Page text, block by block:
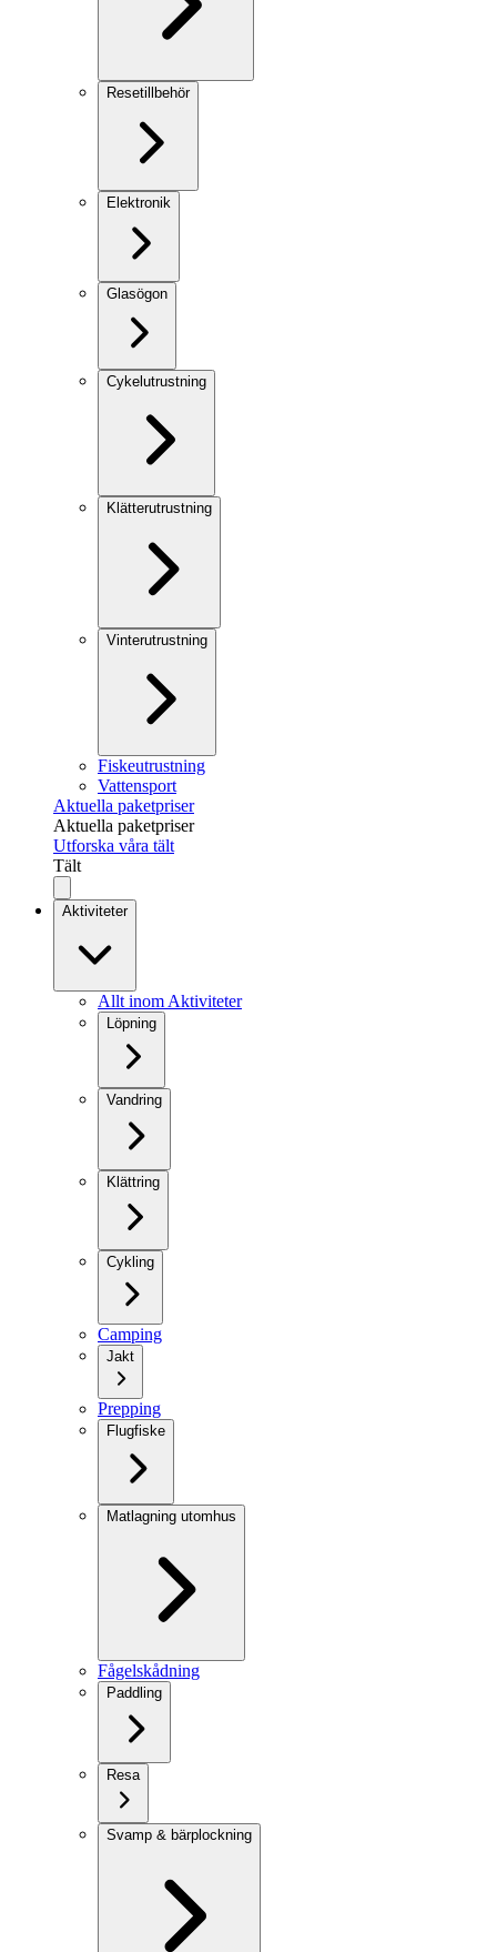
Resetillbehör
Elektronik
Glasögon
Cykelutrustning
Klätterutrustning
Vinterutrustning
Fiskeutrustning
Vattensport
Aktuella paketpriser
Aktuella paketpriser
Utforska våra tält
Tält
Aktiviteter
Allt inom Aktiviteter
Löpning
Vandring
Klättring
Cykling
Camping
Jakt
Prepping
Flugfiske
Matlagning utomhus
Fågelskådning
Paddling
Resa
Svamp & bärplockning